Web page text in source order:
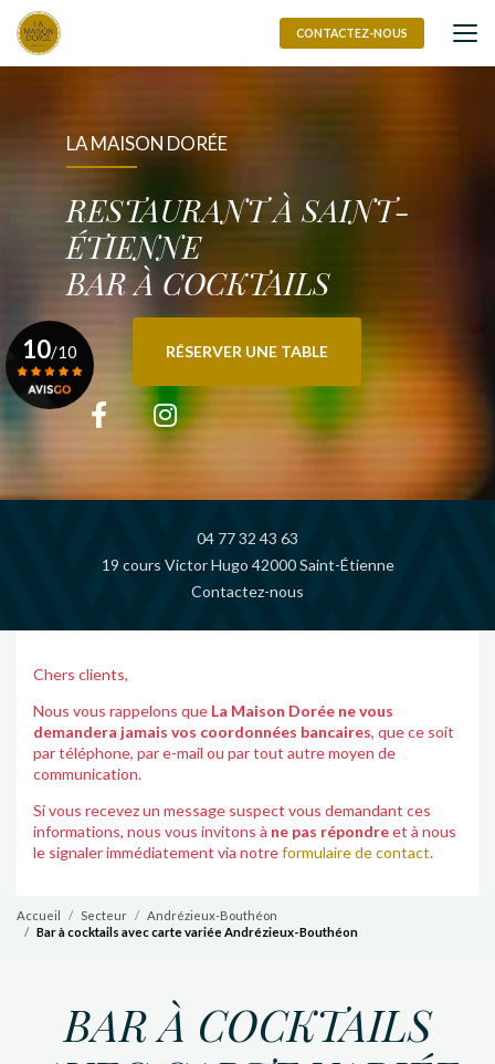
Aller
contenu
CONTACTEZ-NOUS
LA MAISON DORÉE
RESTAURANT À SAINT-
ÉTIENNE
BAR À COCKTAILS
RÉSERVER UNE TABLE
04 77 32 43 63
19 cours Victor Hugo 42000 Saint-Étienne
Contactez-nous
10/10
Chers clients,
Nous vous rappelons que La Maison Dorée ne vous
demandera jamais vos coordonnées bancaires, que ce soit
par téléphone, par e-mail ou par tout autre moyen de
communication.
Si vous recevez un message suspect vous demandant ces
informations, nous vous invitons à ne pas répondreet à nous
le signaler immédiatement via notreformulaire de contact.
Accueil Secteur
Andrézieux-Bouthéon
Bar à cocktails avec carte variée Andrézieux-Bouthéon
BAR À COCKTAILS